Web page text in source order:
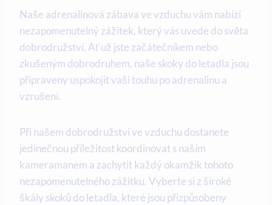
Naše adrenalinová zábava ve vzduchu vám nabízí
nezapomenutelný zážitek, který vás uvede do světa
dobrodružství. Ať už jste začátečníkem nebo
zkušeným dobrodruhem, naše skoky do letadla jsou
připraveny uspokojit vaši touhu po adrenalinu a
vzrušení.
Při našem dobrodružství ve vzduchu dostanete
jedinečnou příležitost koordinovat s naším
kameramanem a zachytit každý okamžik tohoto
nezapomenutelného zážitku. Vyberte si z široké
škály skoků do letadla, které jsou přizpůsobeny